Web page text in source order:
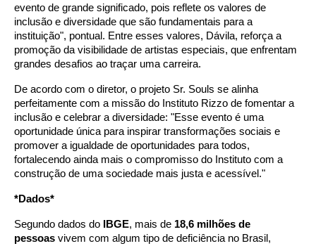
evento de grande significado, pois reflete os valores de
inclusão e diversidade que são fundamentais para a
instituição", pontual. Entre esses valores, Dávila, reforça a
promoção da visibilidade de artistas especiais, que enfrentam
grandes desafios ao traçar uma carreira.
De acordo com o diretor, o projeto Sr. Souls se alinha
perfeitamente com a missão do Instituto Rizzo de fomentar a
inclusão e celebrar a diversidade: "Esse evento é uma
oportunidade única para inspirar transformações sociais e
promover a igualdade de oportunidades para todos,
fortalecendo ainda mais o compromisso do Instituto com a
construção de uma sociedade mais justa e acessível."
*Dados*
Segundo dados do IBGE, mais de 18,6 milhões de
pessoas vivem com algum tipo de deficiência no Brasil,